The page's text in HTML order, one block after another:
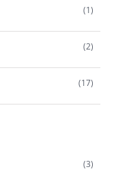
(1)
(2)
(17)
(3)